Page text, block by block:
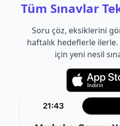
Tüm Sınavlar
Soru çöz, eksiklerini
haftalık hedeflerle ilerle.
için yeni nesil